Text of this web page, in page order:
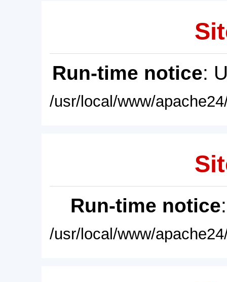
Run-time notice:
/usr/local/www/
Run-time notice
/usr/local/www/